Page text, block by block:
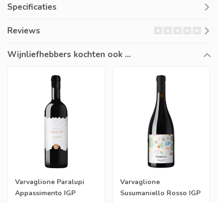
Specificaties
Reviews
Wijnliefhebbers kochten ook ...
Varvaglione Paralupi
Appassimento IGP
Varvaglione
Susumaniello Rosso IGP